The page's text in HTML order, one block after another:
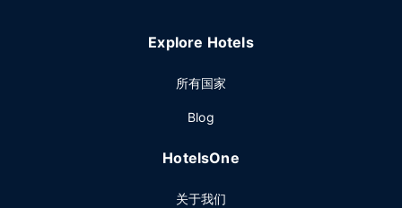
Explore Hotels
所有国家
Blog
HotelsOne
关于我们